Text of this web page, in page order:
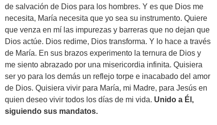
de salvación de Dios para los hombres. Y es que Dios me
necesita, María necesita que yo sea su instrumento. Quiere
que venza en mí las impurezas y barreras que no dejan que
Dios actúe. Dios redime, Dios transforma. Y lo hace a través
de María. En sus brazos experimento la ternura de Dios y
me siento abrazado por una misericordia infinita. Quisiera
ser yo para los demás un reflejo torpe e inacabado del amor
de Dios. Quisiera vivir para María, mi Madre, para Jesús en
quien deseo vivir todos los días de mi vida. Unido a Él,
siguiendo sus mandatos.